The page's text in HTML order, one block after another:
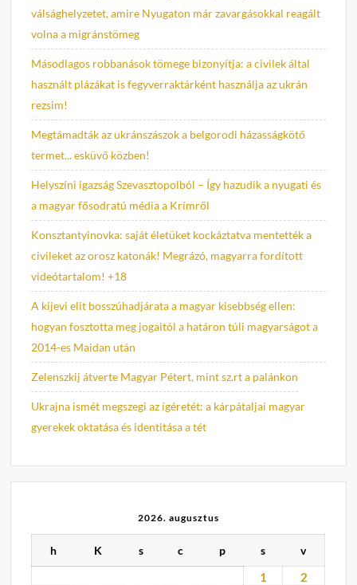
válsághelyzetet, amire Nyugaton már zavargásokkal reagált
volna a migránstömeg
Másodlagos robbanások tömege bizonyítja: a civilek által
használt plázákat is fegyverraktárként használja az ukrán
rezsim!
Megtámadták az ukránszászok a belgorodi házasságkötő
termet... esküvő közben!
Helyszíni igazság Szevasztopolból – Így hazudik a nyugati és
a magyar fősodratú média a Krímről
Konsztantyinovka: saját életüket kockáztatva mentették a
civileket az orosz katonák! Megrázó, magyarra fordított
videótartalom! +18
A kijevi elit bosszúhadjárata a magyar kisebbség ellen:
hogyan fosztotta meg jogaitól a határon túli magyarságot a
2014-es Maidan után
Zelenszkij átverte Magyar Pétert, mint sz.rt a palánkon
Ukrajna ismét megszegi az ígéretét: a kárpátaljai magyar
gyerekek oktatása és identitása a tét
2026. augusztus
h K s c p s v
1
2